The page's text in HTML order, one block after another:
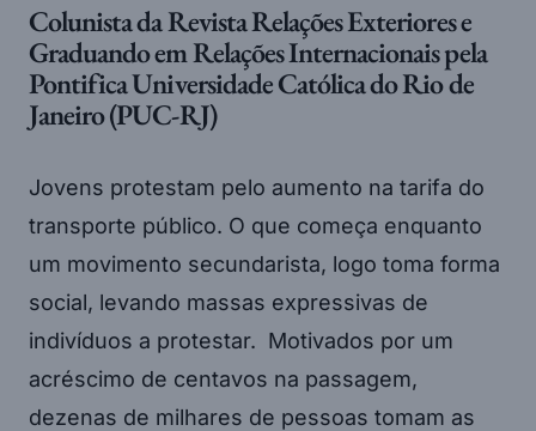
Colunista da Revista Relações Exteriores e
Graduando em Relações Internacionais pela
Pontifica Universidade Católica do Rio de
Janeiro (PUC-RJ)
Jovens protestam pelo aumento na tarifa do
transporte público. O que começa enquanto
um movimento secundarista, logo toma forma
social, levando massas expressivas de
indivíduos a protestar. Motivados por um
acréscimo de centavos na passagem,
dezenas de milhares de pessoas tomam as